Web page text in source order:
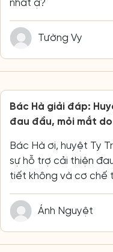
nhất ạ?
Tường Vy
Bác Hà giải đáp:
đau đầu, mỏi mắt
Bác Hà ơi, huyệt Ty
sự hỗ trợ cải thiện
tiết không và cơ chế
Ánh Nguyệt